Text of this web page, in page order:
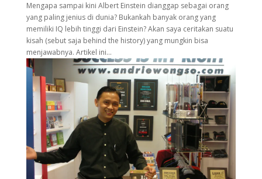
Mengapa sampai kini Albert Einstein dianggap sebagai orang
yang paling jenius di dunia? Bukankah banyak orang yang
memiliki IQ lebih tinggi dari Einstein? Akan saya ceritakan suatu
kisah (sebut saja behind the history) yang mungkin bisa
menjawabnya. Artikel ini...